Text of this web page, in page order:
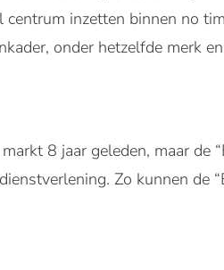
centrum inzetten binnen no
onder hetzelfde merk
8 jaar geleden, maar de
Zo kunnen de